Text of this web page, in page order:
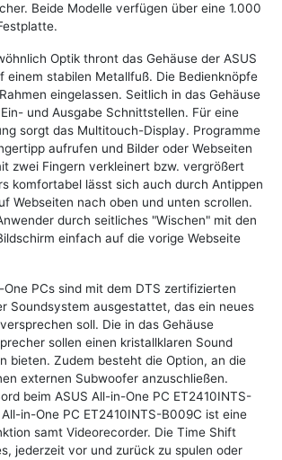
Beide Modelle verfügen über eine 1.000
Optik thront das Gehäuse der ASUS
einem stabilen Metallfuß. Die Bedienknöpfe
eingelassen. Seitlich in das Gehäuse
und Ausgabe Schnittstellen. Für eine
sorgt das Multitouch-Display. Programme
aufrufen und Bilder oder Webseiten
zwei Fingern verkleinert bzw. vergrößert
komfortabel lässt sich auch durch Antippen
Webseiten nach oben und unten scrollen.
durch seitliches "Wischen" mit den
einfach auf die vorige Webseite
One PCs sind mit dem DTS zertifizierten
Soundsystem ausgestattet, das ein neues
soll. Die in das Gehäuse
sollen einen kristallklaren Sound
bieten. Zudem besteht die Option, an die
externen Subwoofer anzuschließen.
beim ASUS All-in-One PC ET2410INTS-
in-One PC ET2410INTS-B009C ist eine
samt Videorecorder. Die Time Shift
jederzeit vor und zurück zu spulen oder